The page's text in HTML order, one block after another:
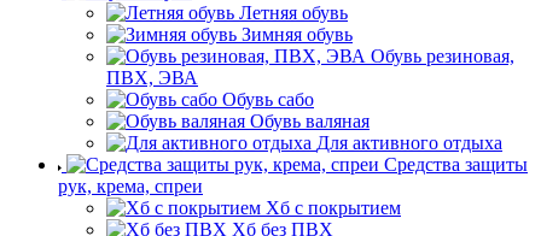
Летняя обувь
Зимняя обувь
Обувь резиновая,
ПВХ, ЭВА
Обувь сабо
Обувь валяная
Для активного отдыха
Средства защиты
рук, крема, спреи
Хб с покрытием
Хб без ПВХ